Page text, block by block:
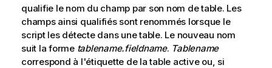
qualifie le nom du champ par son nom de table. Les
champs ainsi qualifiés sont renommés lorsque le
script les détecte dans une table. Le nouveau nom
suit la forme tablename.fieldname. Tablename
correspond à l'étiquette de la table active ou, si